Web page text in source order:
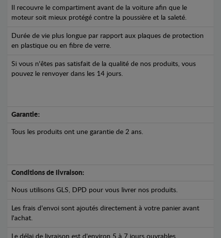
Il recouvre le compartiment avant de la voiture afin que le
moteur soit mieux protégé contre la poussière et la saleté.
Durée de vie plus longue par rapport aux plaques de protection
en plastique ou en fibre de verre.
Si vous n'êtes pas satisfait de la qualité de nos produits, vous
pouvez le renvoyer dans les 14 jours.
Garantie:
Tous les produits ont une garantie de 2 ans.
Conditions de livraison:
Nous utilisons GLS, DPD pour vous livrer nos produits.
Les frais d'envoi sont ajoutés directement à votre panier avant
l'achat.
Le délai de livraison est d'environ 5 à 7 jours ouvrables